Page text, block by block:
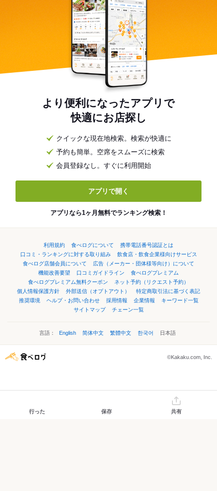
より便利になったアプリで
快適にお店探し
クイックな現在地検索。検索が快適に
予約も簡単。空席をスムーズに検索
会員登録なし。すぐに利用開始
アプリで開く
アプリなら1ヶ月無料でランキング検索！
利用規約 食べログについて
携帯電話番号認証とは
口コミ・ランキングに対する取り組み
飲食店・飲食企業様向けサービス
食べログ店舗会員について
広告（メーカー・団体様等向け）について
機能改善要望
口コミガイドライン
食べログプレミアム
食べログプレミアム無料クーポン
ネット予約（リクエスト予約）
個人情報保護方針
外部送信（オプトアウト）
特定商取引法に基づく表記
推奨環境
ヘルプ・お問い合わせ 採用情報 企業情報
キーワード一覧
サイトマップ
チェーン一覧
言語： English 简体中文 繁體中文 한국어 日本語
©Kakaku.com, Inc.
行った 保存 共有